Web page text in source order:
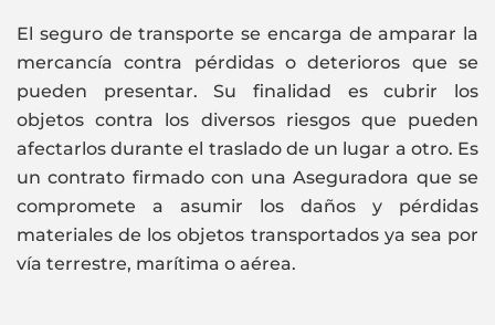
El seguro de transporte se encarga de amparar la
mercancía contra pérdidas o deterioros que se
pueden presentar. Su finalidad es cubrir los
objetos contra los diversos riesgos que pueden
afectarlos durante el traslado de un lugar a otro. Es
un contrato firmado con una Aseguradora que se
compromete a asumir los daños y pérdidas
materiales de los objetos transportados ya sea por
vía terrestre, marítima o aérea.